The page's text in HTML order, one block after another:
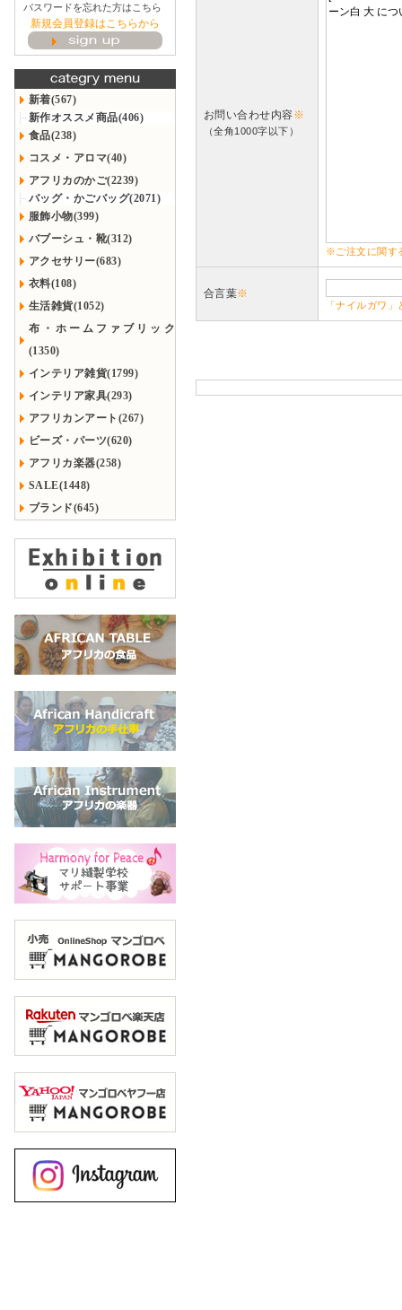
パスワードを忘れた方はこちら
新規会員登録はこちらから
新着(567)
新作オススメ商品(406)
食品(238)
コスメ・アロマ(40)
アフリカのかご(2239)
バッグ・かごバッグ(2071)
服飾小物(399)
バブーシュ・靴(312)
アクセサリー(683)
衣料(108)
生活雑貨(1052)
布・ホームファブリック
(1350)
インテリア雑貨(1799)
インテリア家具(293)
アフリカンアート(267)
ビーズ・パーツ(620)
アフリカ楽器(258)
SALE(1448)
ブランド(645)
お問い合わせ内容※
（全角1000字以下）
※ご注文に関す
合言葉※
「ナイルガワ